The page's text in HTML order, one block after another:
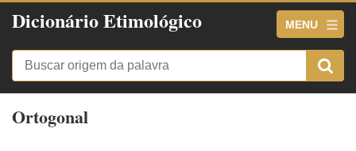
Dicionário Etimológico MENU
Ortogonal